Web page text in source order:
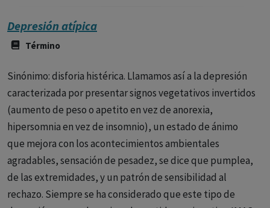
Depresión atípica
Término
Sinónimo: disforia histérica. Llamamos así a la depresión
caracterizada por presentar signos vegetativos invertidos
(aumento de peso o apetito en vez de anorexia,
hipersomnia en vez de insomnio), un estado de ánimo
que mejora con los acontecimientos ambientales
agradables, sensación de pesadez, se dice que pumplea,
de las extremidades, y un patrón de sensibilidad al
rechazo. Siempre se ha considerado que este tipo de